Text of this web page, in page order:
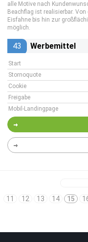
alle Motive nach
Beachflag ist realisierbar.
Eisfahne bis hin zur
möglich.
43 Werbemittel
Start
Stornoquote
Cookie
Freigabe
Mobil-Landingpage
11
12 13 14 15